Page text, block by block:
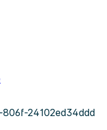
24102ed34ddd